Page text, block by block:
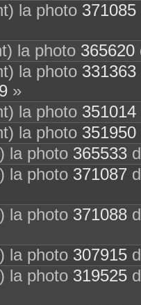
la photo 371085
la photo 365620
la photo 331363
»
la photo 351014
la photo 351950
la photo 365533
la photo 371087
la photo 371088
la photo 307915
la photo 319525